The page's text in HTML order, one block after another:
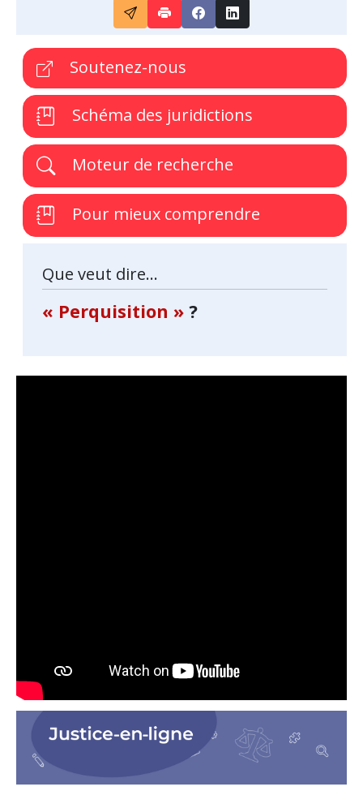
Soutenez-nous
Schéma des juridictions
Moteur de recherche
Pour mieux comprendre
Que veut dire...
« Perquisition » ?